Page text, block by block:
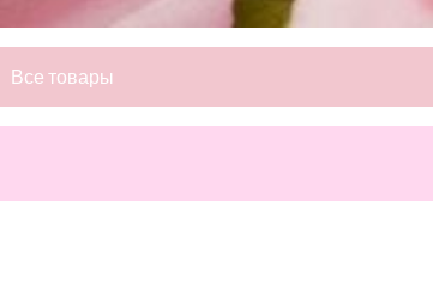
Все товары